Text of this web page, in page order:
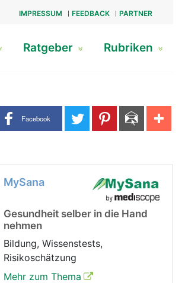
IMPRESSUM FEEDBACK PARTNER
Ratgeber Rubriken
Share buttons
Facebook
MySana
Gesundheit selber in die Hand
nehmen
Bildung, Wissenstests,
Risikoschätzung
Mehr zum Thema